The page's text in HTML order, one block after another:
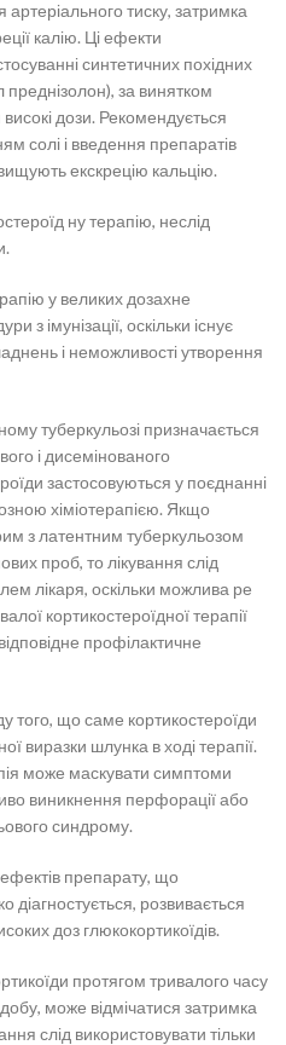
тиску, затримка
калію. Ці ефекти
синтетичних похідних
преднізолон), за винятком
дози. Рекомендується
солі і введення препаратів
екскрецію кальцію.
ну терапію, неслід
у великих дозахне
з імунізації, оскільки існує
і неможливості утворення
туберкульозі призначається
і дисемінованого
застосовуються у поєднанні
хіміотерапією. Якщо
з латентним туберкульозом
проб, то лікування слід
лікаря, оскільки можлива ре
кортикостероїдної терапії
профілактичне
того, що саме кортикостероїди
виразки шлунка в ході терапії.
може маскувати симптоми
виникнення перфорації або
синдрому.
препарату, що
діагностується, розвивається
доз глюкокортикоїдів.
протягом тривалого часу
може відмічатися затримка
слід використовувати тільки